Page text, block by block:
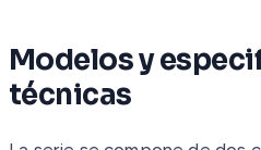
Modelos y
técnicas